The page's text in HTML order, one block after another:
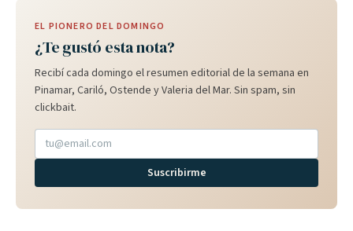
EL PIONERO DEL DOMINGO
¿Te gustó esta nota?
Recibí cada domingo el resumen editorial de la semana en
Pinamar, Cariló, Ostende y Valeria del Mar. Sin spam, sin
clickbait.
Suscribirme